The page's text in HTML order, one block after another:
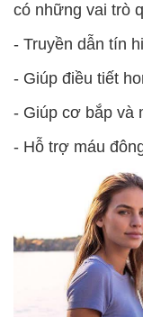
có những vai trò
- Truyền dẫn tín
- Giúp điều tiết
- Giúp cơ bắp và
- Hỗ trợ máu